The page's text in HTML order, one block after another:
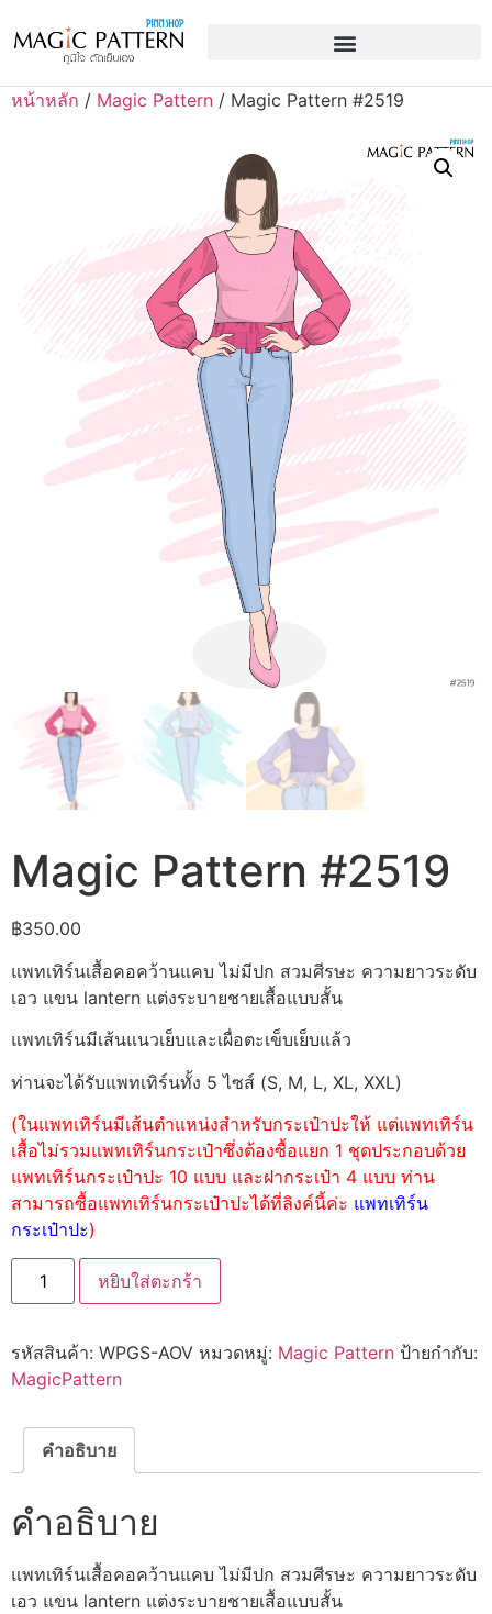
หน้าหลัก / Magic Pattern / Magic Pattern #2519
Magic Pattern #2519
฿350.00
แพทเทิร์นเสื้อคอคว้านแคบ ไม่มีปก สวมศีรษะ ความยาวระดับ
เอว แขน lantern แต่งระบายชายเสื้อแบบสั้น
แพทเทิร์นมีเส้นแนวเย็บและเผื่อตะเข็บเย็บแล้ว
ท่านจะได้รับแพทเทิร์นทั้ง 5 ไซส์ (S, M, L, XL, XXL)
(ในแพทเทิร์นมีเส้นตำแหน่งสำหรับกระเป๋าปะให้ แต่แพทเทิร์น
เสื้อไม่รวมแพทเทิร์นกระเป๋าซึ่งต้องซื้อแยก 1 ชุดประกอบด้วย
แพทเทิร์นกระเป๋าปะ 10 แบบ และฝากระเป๋า 4 แบบ ท่าน
สามารถซื้อแพทเทิร์นกระเป๋าปะได้ที่ลิงค์นี้ค่ะ แพทเทิร์น
กระเป๋าปะ)
หยิบใส่ตะกร้า
รหัสสินค้า: WPGS-AOV หมวดหมู่: Magic Pattern ป้ายกำกับ:
MagicPattern
คำอธิบาย
คำอธิบาย
แพทเทิร์นเสื้อคอคว้านแคบ ไม่มีปก สวมศีรษะ ความยาวระดับ
เอว แขน lantern แต่งระบายชายเสื้อแบบสั้น